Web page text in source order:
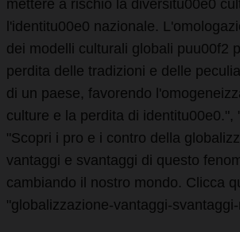
mettere a rischio la diversitu00e0
l'identitu00e0 nazionale.
dei modelli culturali globali puu00f2
perdita delle tradizioni e delle
di un paese, favorendo
culture e la perdita di identitu00e0.",
"Scopri i pro e i contro della
vantaggi e svantaggi di questo
cambiando il nostro mondo. Clicca
"globalizzazione-vantaggi-